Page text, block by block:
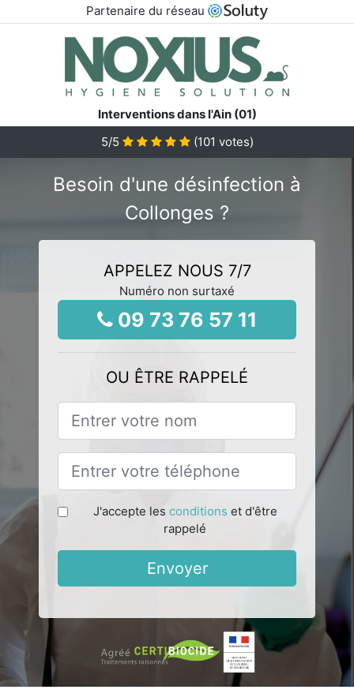
Partenaire du réseau
Interventions dans l'Ain (01)
5/5 (101 votes)
Besoin d'une désinfection à
Collonges ?
APPELEZ NOUS 7/7
Numéro non surtaxé
09 73 76 57 11
OU ÊTRE RAPPELÉ
J'accepte les conditions et d'être
rappelé
Envoyer